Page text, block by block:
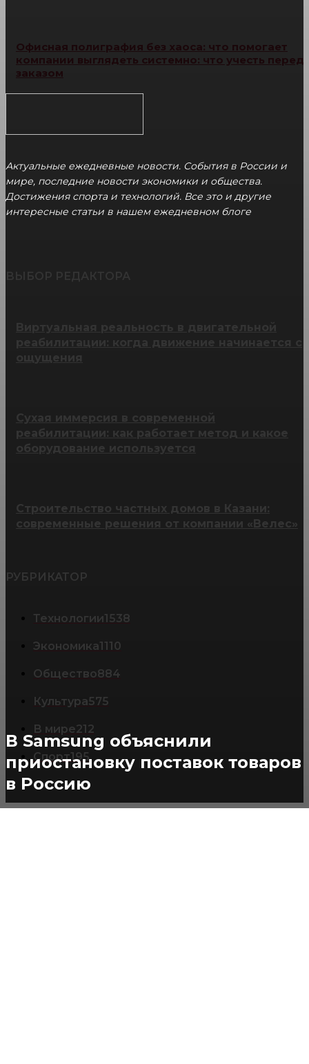
В Samsung объяснили
приостановку поставок товаров
в Россию
Офисная полиграфия без хаоса: что помогает
компании выглядеть системно: что учесть перед
заказом
Актуальные ежедневные новости. События в России и
мире, последние новости экономики и общества.
Достижения спорта и технологий. Все это и другие
интересные статьи в нашем ежедневном блоге
Сухая иммерсия в современной
реабилитации: как работает метод и какое
оборудование используется
Строительство частных домов в Казани:
современные решения от компании «Велес»
РУБРИКАТОР
Технологии1538
Экономика1110
Общество884
Культура575
В мире212
Спорт195